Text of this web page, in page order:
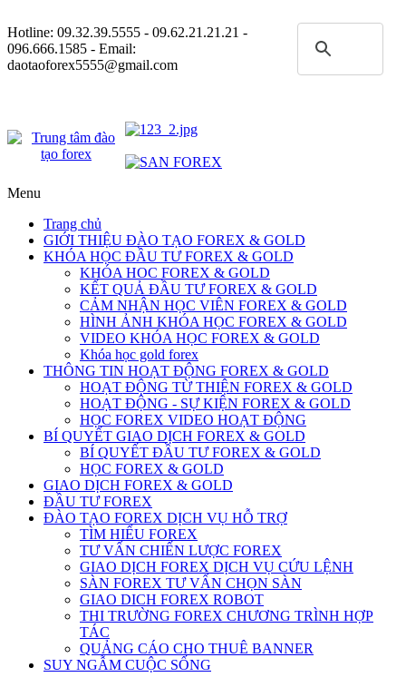
Hotline: 09.32.39.5555 - 09.62.21.21.21 -
096.666.1585 - Email:
daotaoforex5555@gmail.com
Menu
Trang chủ
GIỚI THIỆU ĐÀO TẠO FOREX & GOLD
KHÓA HỌC ĐẦU TƯ FOREX & GOLD
KHÓA HOC FOREX & GOLD
KẾT QUẢ ĐẦU TƯ FOREX & GOLD
CẢM NHẬN HỌC VIÊN FOREX & GOLD
HÌNH ẢNH KHÓA HỌC FOREX & GOLD
VIDEO KHÓA HỌC FOREX & GOLD
Khóa học gold forex
THÔNG TIN HOẠT ĐỘNG FOREX & GOLD
HOẠT ĐỘNG TỪ THIỆN FOREX & GOLD
HOẠT ĐỘNG - SỰ KIỆN FOREX & GOLD
HỌC FOREX VIDEO HOẠT ĐỘNG
BÍ QUYẾT GIAO DỊCH FOREX & GOLD
BÍ QUYẾT ĐẦU TƯ FOREX & GOLD
HỌC FOREX & GOLD
GIAO DỊCH FOREX & GOLD
ĐẦU TƯ FOREX
ĐÀO TẠO FOREX DỊCH VỤ HỖ TRỢ
TÌM HIỂU FOREX
TƯ VẤN CHIẾN LƯỢC FOREX
GIAO DỊCH FOREX DỊCH VỤ CỨU LỆNH
SÀN FOREX TƯ VẤN CHỌN SÀN
GIAO DICH FOREX ROBOT
THI TRƯỜNG FOREX CHƯƠNG TRÌNH HỢP
TÁC
QUẢNG CÁO CHO THUÊ BANNER
SUY NGẪM CUỘC SỐNG